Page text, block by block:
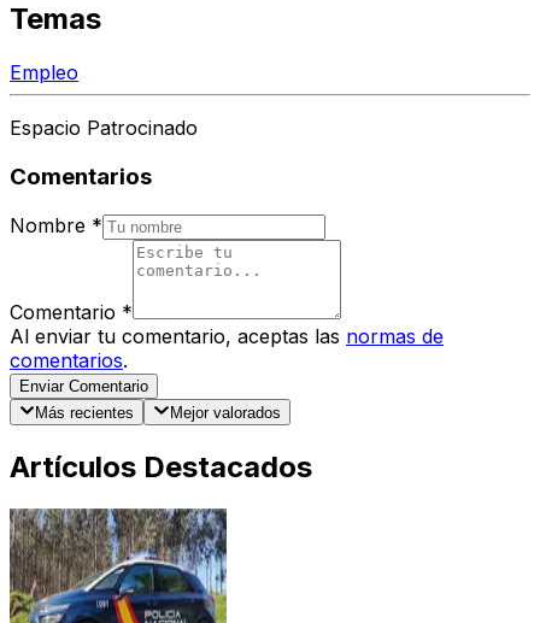
Temas
Empleo
Espacio Patrocinado
Comentarios
Nombre *
Comentario *
Al enviar tu comentario, aceptas las normas de
comentarios.
Enviar Comentario
Más recientes
Mejor valorados
Artículos Destacados